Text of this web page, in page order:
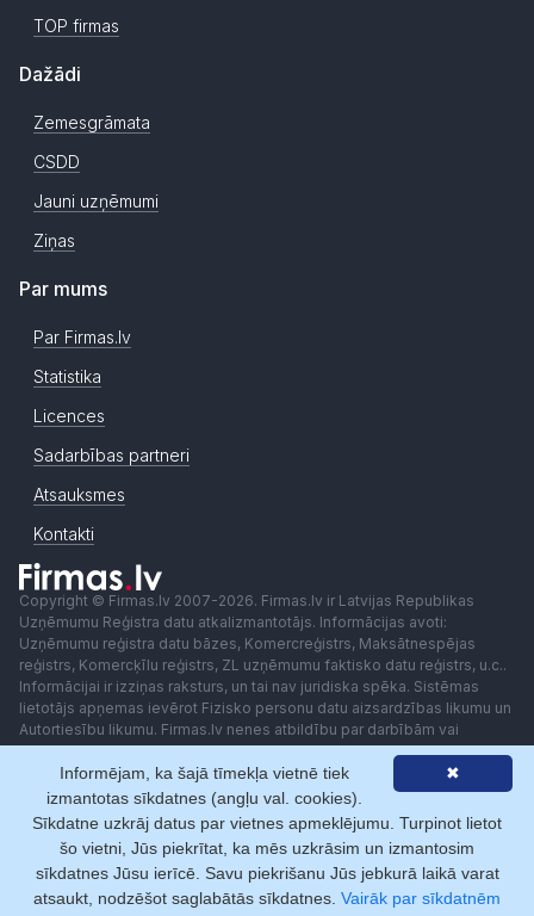
TOP firmas
Dažādi
Zemesgrāmata
CSDD
Jauni uzņēmumi
Ziņas
Par mums
Par Firmas.lv
Statistika
Licences
Sadarbības partneri
Atsauksmes
Kontakti
Copyright © Firmas.lv 2007-2026. Firmas.lv ir Latvijas Republikas
Uzņēmumu Reģistra datu atkalizmantotājs. Informācijas avoti:
Uzņēmumu reģistra datu bāzes, Komercreģistrs, Maksātnespējas
reģistrs, Komercķīlu reģistrs, ZL uzņēmumu faktisko datu reģistrs, u.c..
Informācijai ir izziņas raksturs, un tai nav juridiska spēka. Sistēmas
lietotājs apņemas ievērot Fizisko personu datu aizsardzības likumu un
Autortiesību likumu. Firmas.lv nenes atbildību par darbībām vai
lēmumiem, kas balstīti uz saņemto pakalpojumu. Lietotājam aizliegts
izmantot jebkādas automatizētas sistēmas vai iekārtas (robotus)
piekļuvei sistēmai bez rakstiskas saskaņošanas ar Firmas.lv. Galvenā
redaktore: Ingūna Pempere.
Lietošanas noteikumi
Privātuma politika Norēķini ar
✖
Informējam, ka šajā tīmekļa vietnē tiek
izmantotas sīkdatnes (angļu val. cookies).
Sīkdatne uzkrāj datus par vietnes apmeklējumu. Turpinot lietot
šo vietni, Jūs piekrītat, ka mēs uzkrāsim un izmantosim
sīkdatnes Jūsu ierīcē. Savu piekrišanu Jūs jebkurā laikā varat
atsaukt, nodzēšot saglabātās sīkdatnes. Vairāk par sīkdatnēm